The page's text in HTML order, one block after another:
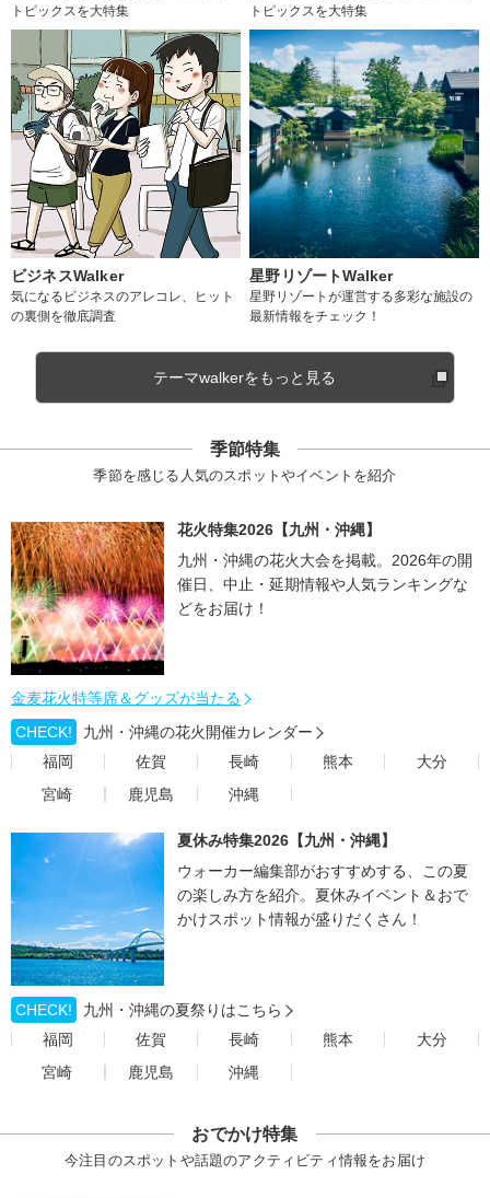
トピックスを大特集
トピックスを大特集
ビジネスWalker
気になるビジネスのアレコレ、ヒット
の裏側を徹底調査
星野リゾートWalker
星野リゾートが運営する多彩な施設の
最新情報をチェック！
テーマwalkerをもっと見る
季節特集
季節を感じる人気のスポットやイベントを紹介
花火特集2026【九州・沖縄】
九州・沖縄の花火大会を掲載。2026年の開
催日、中止・延期情報や人気ランキングな
どをお届け！
金麦花火特等席＆グッズが当たる
CHECK!
九州・沖縄の花火開催カレンダー
福岡
佐賀 長崎 熊本
大分
宮崎
鹿児島 沖縄
夏休み特集2026【九州・沖縄】
ウォーカー編集部がおすすめする、この夏
の楽しみ方を紹介。夏休みイベント＆おで
かけスポット情報が盛りだくさん！
CHECK!
九州・沖縄の夏祭りはこちら
福岡
佐賀 長崎 熊本
大分
宮崎
鹿児島 沖縄
おでかけ特集
今注目のスポットや話題のアクティビティ情報をお届け